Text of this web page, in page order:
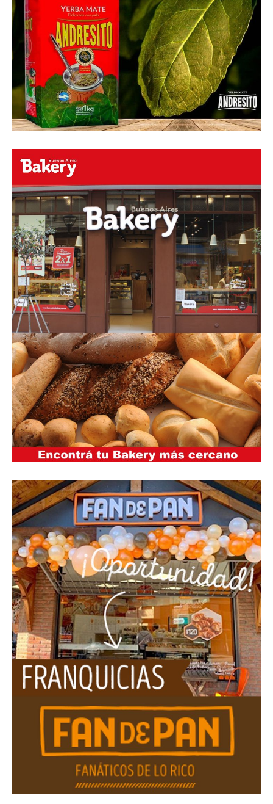
esperamos en el portal de la #radio con la mejor
información y la mejor #música…
#Folklore #tango
#Rock #Nacional,
#RockInternacional,
#RockandRoll, #Noticias y la mejor #Música
Te
esperamos
Faceboock: H2O Radio
Onlinehttps://www.facebook.com/h2oradioonline